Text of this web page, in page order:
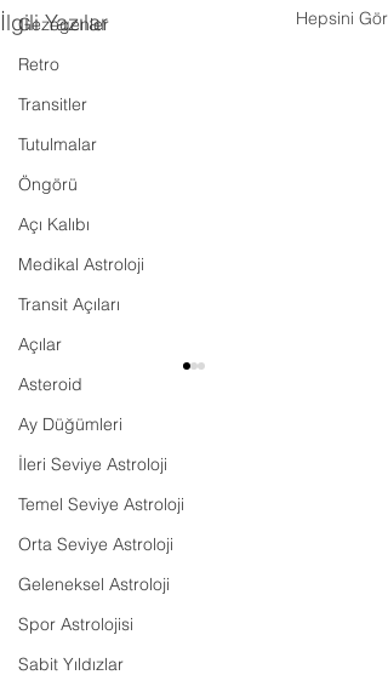
Gezegenler
Retro
Transitler
Tutulmalar
Öngörü
Açı Kalıbı
Medikal Astroloji
Transit Açıları
Açılar
Asteroid
Ay Düğümleri
İleri Seviye Astroloji
Temel Seviye Astroloji
Orta Seviye Astroloji
Geleneksel Astroloji
Spor Astrolojisi
Sabit Yıldızlar
İlgili Yazılar Hepsini Gör
Harita Radikal Mi?